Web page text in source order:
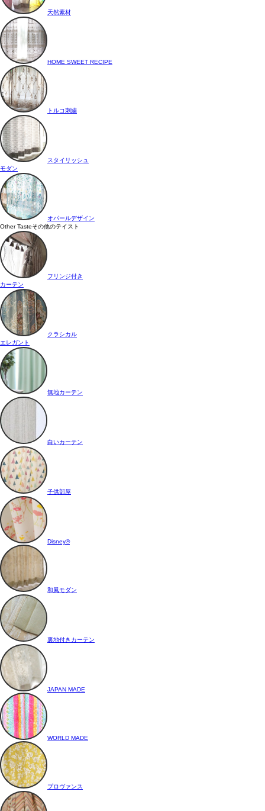
天然素材
HOME SWEET RECIPE
トルコ刺繍
スタイリッシュ
モダン
オパールデザイン
Other Tasteその他のテイスト
フリンジ付き
カーテン
クラシカル
エレガント
無地カーテン
白いカーテン
子供部屋
Disney®
和風モダン
裏地付きカーテン
JAPAN MADE
WORLD MADE
プロヴァンス